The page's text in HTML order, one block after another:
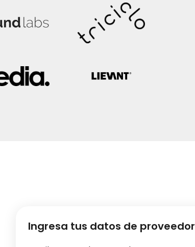
Ingresa tus datos de proveedor